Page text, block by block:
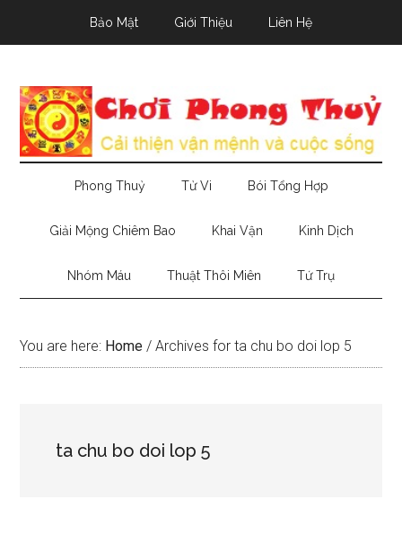
Bảo Mật Giới Thiệu Liên Hệ
Phong Thuỷ Tử Vi Bói Tổng Hợp
Giải Mộng Chiêm Bao Khai Vận Kinh Dịch
Nhóm Máu Thuật Thôi Miên Tứ Trụ
You are here: Home / Archives for ta chu bo doi lop 5
ta chu bo doi lop 5